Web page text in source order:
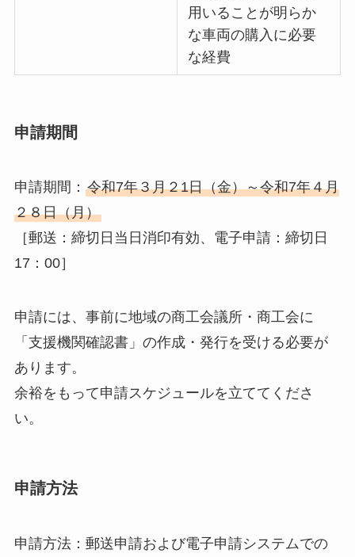
用いることが明らか
な車両の購入に必要
な経費
申請期間
申請期間： 令和7年３月２1日（金）～令和7年４月
２８日（月）
［郵送：締切日当日消印有効、電子申請：締切日
17：00］
申請には、事前に地域の商工会議所・商工会に
「支援機関確認書」の作成・発行を受ける必要が
あります。
余裕をもって申請スケジュールを立ててくださ
い。
申請方法
申請方法：郵送申請および電子申請システムでの